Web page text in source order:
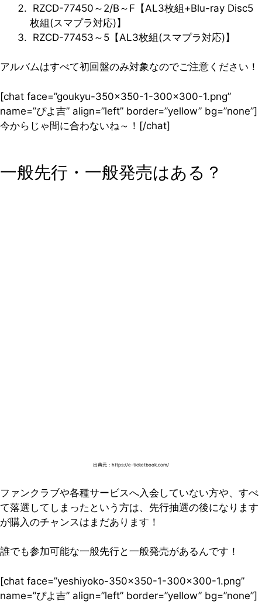
RZCD-77450～2/B～F【AL3枚組+Blu-ray Disc5
枚組(スマプラ対応)】
RZCD-77453～5【AL3枚組(スマプラ対応)】
アルバムはすべて初回盤のみ対象なのでご注意ください！
[chat face=”goukyu-350×350-1-300×300-1.png”
name=”ぴよ吉” align=”left” border=”yellow” bg=”none”]
今からじゃ間に合わないね～！[/chat]
一般先行・一般発売はある？
出典元：https://e-ticketbook.com/
ファンクラブや各種サービスへ入会していない方や、すべ
て落選してしまったという方は、先行抽選の後になります
が購入のチャンスはまだあります！
誰でも参加可能な一般先行と一般発売があるんです！
[chat face=”yeshiyoko-350×350-1-300×300-1.png”
name=”ぴよ吉” align=”left” border=”yellow” bg=”none”]